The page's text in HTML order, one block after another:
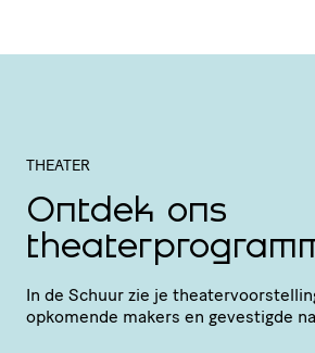
THEATER
Ontdek ons
In de Schuur zie je
opkomende makers en gevestigde